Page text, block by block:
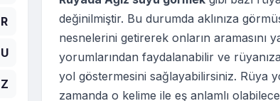
R
U
Z
değinilmiştir. Bu durumda aklınıza
nesnelerini getirerek onların aramasını
yorumlarından faydalanabilir ve
yol göstermesini sağlayabilirsiniz. Rüya
zamanda o kelime ile eş anlamlı